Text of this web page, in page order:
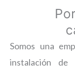
Somos una
instalación de